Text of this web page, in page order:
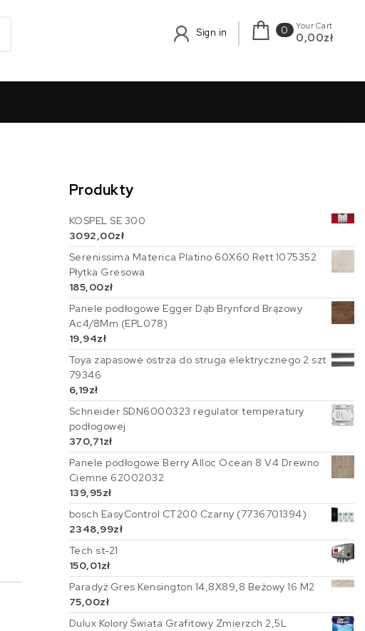
Sign in
0 Your Cart
0,00zł
Produkty
KOSPEL SE 300
3092,00zł
Serenissima Materica Platino 60X60 Rett 1075352
Płytka Gresowa
185,00zł
Panele podłogowe Egger Dąb Brynford Brązowy
Ac4/8Mm (EPL078)
19,94zł
Toya zapasowe ostrza do struga elektrycznego 2 szt
79346
6,19zł
Schneider SDN6000323 regulator temperatury
podłogowej
370,71zł
Panele podłogowe Berry Alloc Ocean 8 V4 Drewno
Ciemne 62002032
139,95zł
bosch EasyControl CT200 Czarny (7736701394)
2348,99zł
Tech st-21
150,01zł
Paradyż Gres Kensington 14,8X89,8 Beżowy 16 M2
75,00zł
Dulux Kolory Świata Grafitowy Zmierzch 2,5L